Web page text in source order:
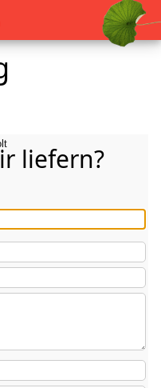
oder Brailliezeile,
oder Brailliezeile,
liefern?